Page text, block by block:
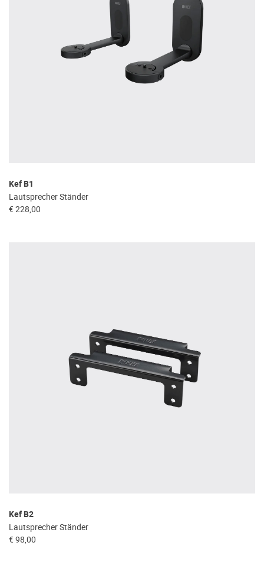
Kef B1
Lautsprecher Ständer
€ 228,00
Kef B2
Lautsprecher Ständer
€ 98,00